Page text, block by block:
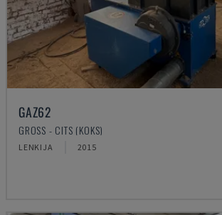
GAZ62
GROSS - CITS (KOKS)
LENKIJA 2015